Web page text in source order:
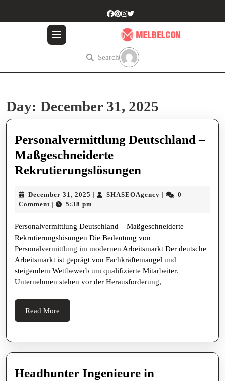
Search
Day: December 31, 2025
Personalvermittlung Deutschland –
Maßgeschneiderte
Rekrutierungslösungen
–
December 31, 2025 December
31,
SHASEOAgency SHASEOAgency
0
Comment
5:38 pm
Personalvermittlung Deutschland – Maßgeschneiderte
Rekrutierungslösungen Die Bedeutung von
Personalvermittlung im modernen Arbeitsmarkt Der deutsche
Arbeitsmarkt ist geprägt von Fachkräftemangel und
steigendem Wettbewerb um qualifizierte Mitarbeiter.
Unternehmen stehen vor der Herausforderung,
Read More
More
Headhunter Ingenieure in